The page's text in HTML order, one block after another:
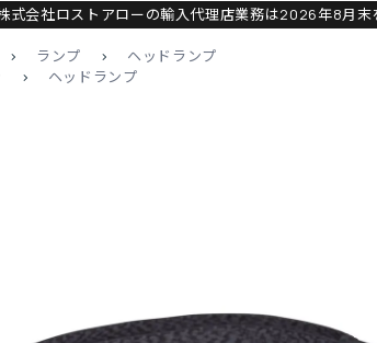
式会社ロストアローの輸入代理店業務は2026年8月末
> ランプ >
ヘッドランプ
> ヘッドランプ